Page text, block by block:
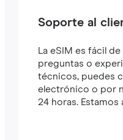
Soporte al
La eSIM es fácil
preguntas o
técnicos, puedes
electrónico o por
24 horas. Estamos